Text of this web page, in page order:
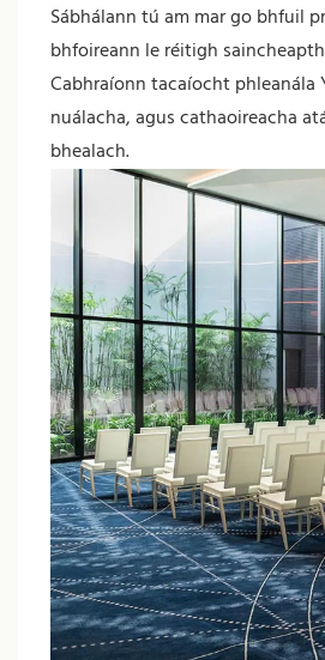
Sábhálann tú am mar go bhfuil
bhfoireann le réitigh
Cabhraíonn tacaíocht
nuálacha, agus cathaoireacha
bhealach.